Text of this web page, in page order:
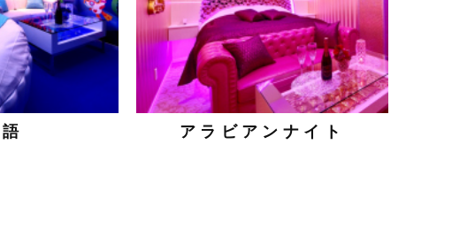
アラビアンナイト